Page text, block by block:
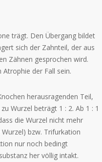
trägt. Den Übergang bildet
sich der Zahnteil, der aus
Zähnen gesprochen wird.
der Fall sein.
herausragenden Teil,
Wurzel beträgt 1 : 2. Ab 1 : 1
die Wurzel nicht mehr
bzw. Trifurkation
nur noch bedingt
her völlig intakt.